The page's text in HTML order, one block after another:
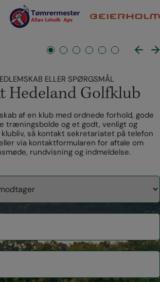
ELLER SPØRGSMÅL
Hedeland Golfklub
af en klub med ordnede forhold, gode
træningsbolde og et godt, venligt og
så kontakt sekretariatet på telefon
via kontaktformularen for aftale om
rundvisning og indmeldelse.
*